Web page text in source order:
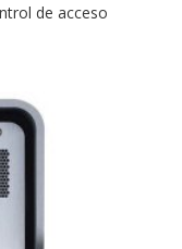
de acceso